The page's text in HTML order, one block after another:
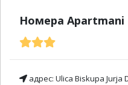
Номера Apartmani
адрес: Ulica Biskupa Jurja